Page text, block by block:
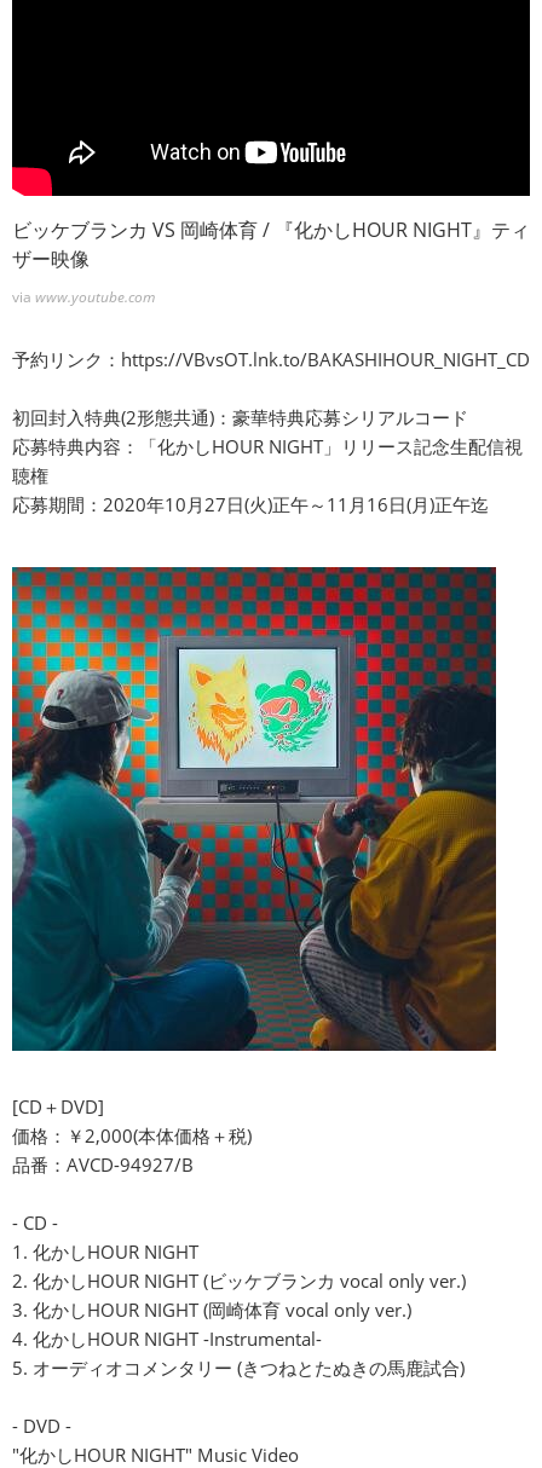
ビッケブランカ VS 岡崎体育 / 『化かしHOUR NIGHT』ティ
ザー映像
via www.youtube.com
予約リンク： https://VBvsOT.lnk.to/BAKASHIHOUR_NIGHT_CD
初回封入特典(2形態共通)：豪華特典応募シリアルコード
応募特典内容：「化かしHOUR NIGHT」リリース記念生配信視
聴権
応募期間：2020年10月27日(火)正午～11月16日(月)正午迄
[CD＋DVD]
価格：￥2,000(本体価格＋税)
品番：AVCD-94927/B
- CD -
1. 化かしHOUR NIGHT
2. 化かしHOUR NIGHT (ビッケブランカ vocal only ver.)
3. 化かしHOUR NIGHT (岡崎体育 vocal only ver.)
4. 化かしHOUR NIGHT -Instrumental-
5. オーディオコメンタリー (きつねとたぬきの馬鹿試合)
- DVD -
"化かしHOUR NIGHT" Music Video